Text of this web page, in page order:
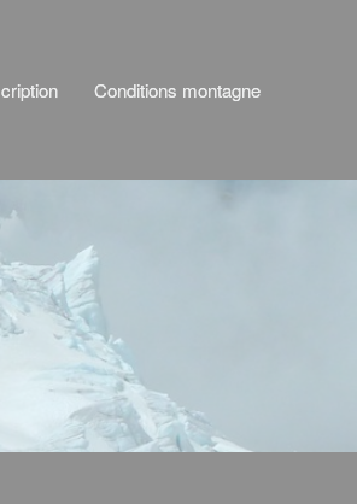
Conditions montagne